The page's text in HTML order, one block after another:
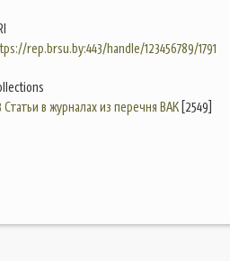
rep.brsu.by:443/handle/123456789/1791
Статьи в журналах из перечня ВАК[2549]